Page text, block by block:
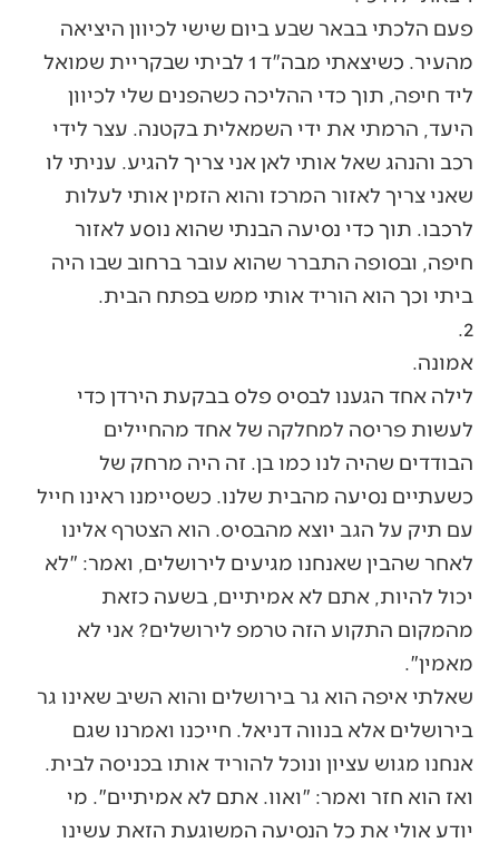
פעם הלכתי בבאר שבע ביום שישי לכיוון היציאה
מהעיר. כשיצאתי מבה"ד 1 לביתי שבקריית שמואל
ליד חיפה, תוך כדי ההליכה כשהפנים שלי לכיוון
היעד, הרמתי את ידי השמאלית בקטנה. עצר לידי
רכב והנהג שאל אותי לאן אני צריך להגיע. עניתי לו
שאני צריך לאזור המרכז והוא הזמין אותי לעלות
לרכבו. תוך כדי נסיעה הבנתי שהוא נוסע לאזור
חיפה, ובסופה התברר שהוא עובר ברחוב שבו היה
ביתי וכך הוא הוריד אותי ממש בפתח הבית.
2.
אמונה.
לילה אחד הגענו לבסיס פלס בבקעת הירדן כדי
לעשות פריסה למחלקה של אחד מהחיילים
הבודדים שהיה לנו כמו בן. זה היה מרחק של
כשעתיים נסיעה מהבית שלנו. כשסיימנו ראינו חייל
עם תיק על הגב יוצא מהבסיס. הוא הצטרף אלינו
לאחר שהבין שאנחנו מגיעים לירושלים, ואמר: "לא
יכול להיות, אתם לא אמיתיים, בשעה כזאת
מהמקום התקוע הזה טרמפ לירושלים? אני לא
מאמין".
שאלתי איפה הוא גר בירושלים והוא השיב שאינו גר
בירושלים אלא בנווה דניאל. חייכנו ואמרנו שגם
אנחנו מגוש עציון ונוכל להוריד אותו בכניסה לבית.
ואז הוא חזר ואמר: "ואוו. אתם לא אמיתיים". מי
יודע אולי את כל הנסיעה המשוגעת הזאת עשינו